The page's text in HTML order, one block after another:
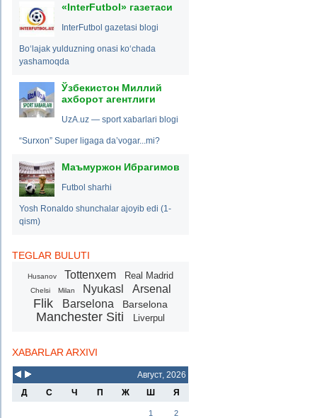
«InterFutbol» газетаси
InterFutbol gazetasi blogi
Bo‘lajak yulduzning onasi ko‘chada
yashamoqda
Ўзбекистон Миллий
ахборот агентлиги
UzA.uz — sport xabarlari blogi
“Surxon” Super ligaga da’vogar...mi?
Маъмуржон Ибрагимов
Futbol sharhi
Yosh Ronaldo shunchalar ajoyib edi (1-
qism)
TEGLAR BULUTI
Husanov Tottenxem Real Madrid
Chelsi Milan Nyukasl Arsenal
Flik Barselona Barselona
Manchester Siti Liverpul
XABARLAR ARXIVI
Август, 2026
Д
С Ч П Ж Ш Я
1 2